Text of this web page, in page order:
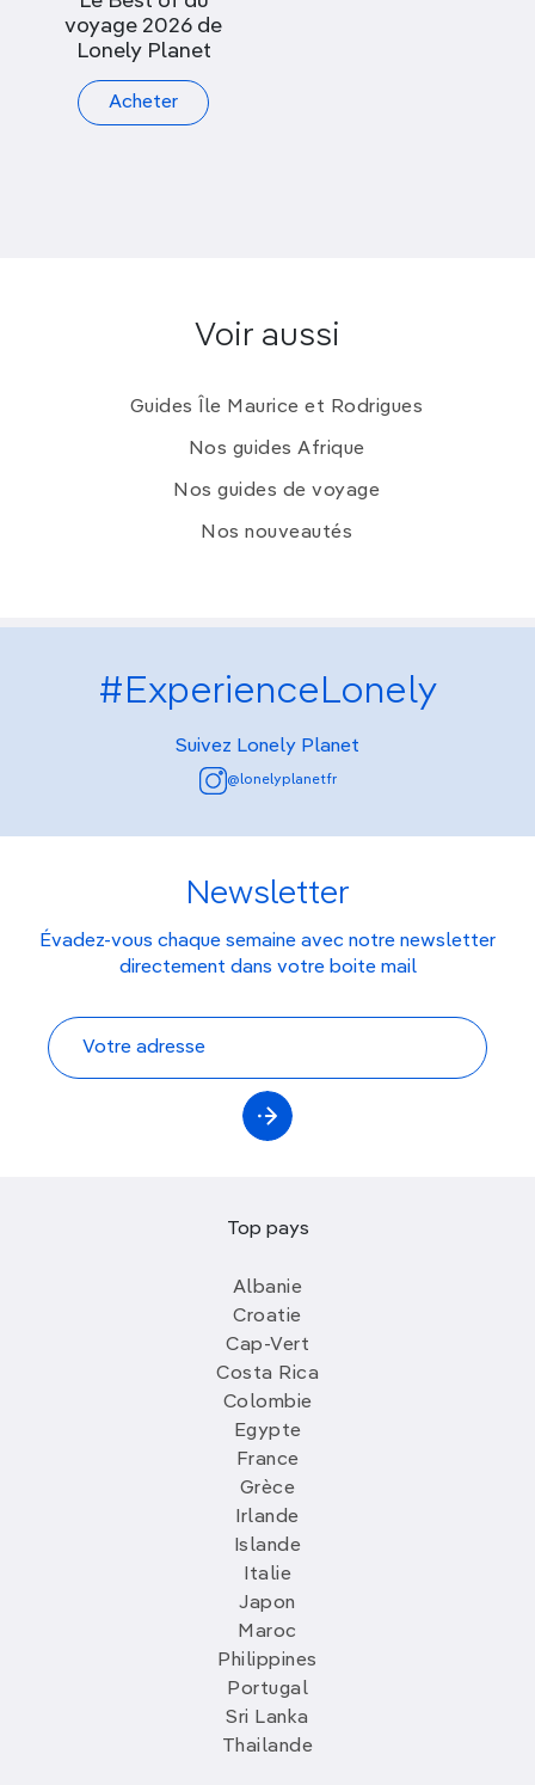
voyage 2026 de
Lonely Planet
Acheter
Voir aussi
Guides Île Maurice et Rodrigues
Nos guides Afrique
Nos guides de voyage
Nos nouveautés
#ExperienceLonely
Suivez Lonely Planet
@lonelyplanetfr
Newsletter
Évadez-vous chaque semaine avec notre newsletter
directement dans votre boite mail
Top pays
Albanie
Croatie
Cap-Vert
Costa Rica
Colombie
Egypte
France
Grèce
Irlande
Islande
Italie
Japon
Maroc
Philippines
Portugal
Sri Lanka
Thailande